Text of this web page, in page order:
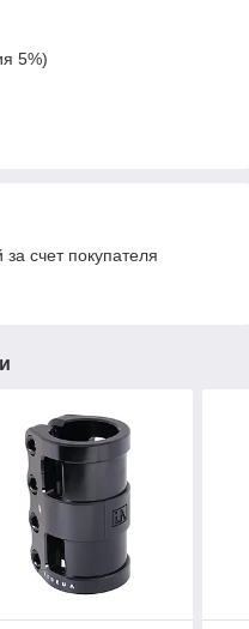
5%)
счет покупателя